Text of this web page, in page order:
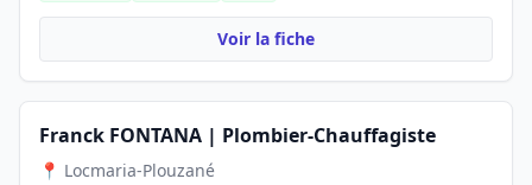
Voir la fiche
Franck FONTANA | Plombier-Chauffagiste
📍 Locmaria-Plouzané